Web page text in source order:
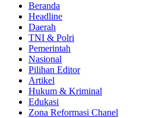
Beranda
Headline
Daerah
TNI & Polri
Pemerintah
Nasional
Pilihan Editor
Artikel
Hukum & Kriminal
Edukasi
Zona Reformasi Chanel